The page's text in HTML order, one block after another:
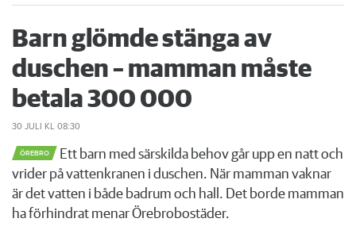
Barn glömde stänga av
duschen – mamman måste
betala 300 000
30 JULI KL 08:30
ÖREBRO
Ett barn med särskilda behov går upp en natt och
vrider på vattenkranen i duschen. När mamman vaknar
är det vatten i både badrum och hall. Det borde mamman
ha förhindrat menar Örebrobostäder.